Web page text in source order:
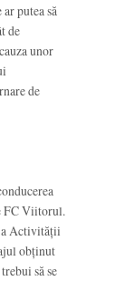
putea să
de
unor
de
FC Viitorul.
a Activității
obținut
să se